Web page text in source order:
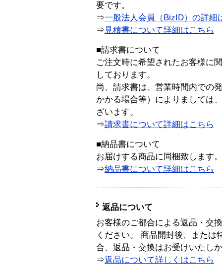
要です。
⇒一般法人会員（BizID）の詳細
⇒ 見積書について詳細はこちら
■請求書について
ご注文時に希望されたお客様に
しております。
尚、請求書は、営業時間内での
かかる場合等）によりましては
ざいます。
⇒請求書について詳細はこちら
■納品書について
お届けする商品に同梱致します。
⇒納品書について詳細はこちら
返品について
お客様のご都合による返品・交
ください。 商品開封後、または
合、返品・交換はお受けいたし
⇒返品について詳しくはこちら